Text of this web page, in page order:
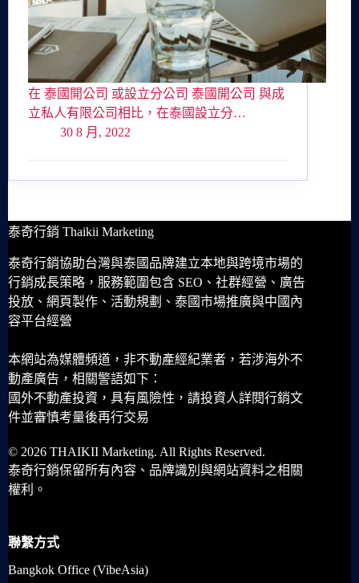
在 泰國開公司 或設立分公司 泰國開公司 與成
立私人有限公司相比，在泰國設立分…
30 8 月, 2022
泰奇行銷 Thaikii Marketing
泰奇行銷協助台灣與泰國品牌建立本地與跨境市場的
行銷成長策略，服務範圍包含 SEO、社群經營、廣告
投放、網頁製作、活動規劃、泰國市場推廣與中國內
容平台經營
本網站為媒體頻道，非不動產經紀業者，若涉海外不
動產廣告，相關警語如下：
國外不動產投資，具有風險性，請投資人詳閱行銷文
件並審慎考量後再行交易
© 2026 THAIKII Marketing. All Rights Reserved.
泰奇行銷保留所有內容、品牌識別與網站資料之相關
權利。
聯繫方式
Bangkok Office (VibeAsia)